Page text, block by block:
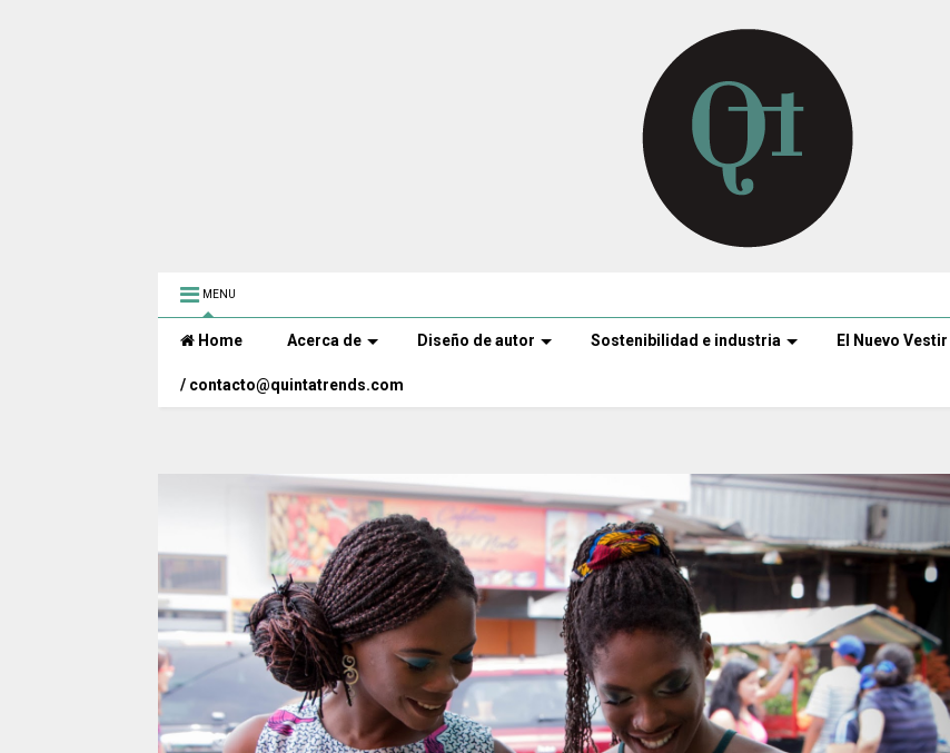
MENU
Home Acerca de Diseño de autor Sostenibilidad e industria El Nuevo Vestir
/ contacto@quintatrends.com